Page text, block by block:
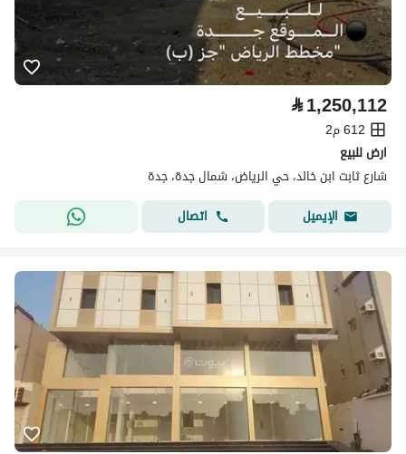
⃁1,250,112
612 م2
ارض للبيع
شارع ثابت ابن خالد، حي الرياض، شمال جدة، جدة
الإيميل
اتصال